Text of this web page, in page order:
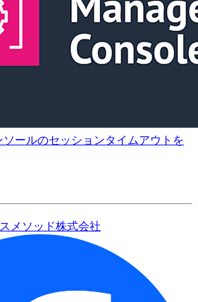
ールのセッションタイムアウトを
メソッド株式会社